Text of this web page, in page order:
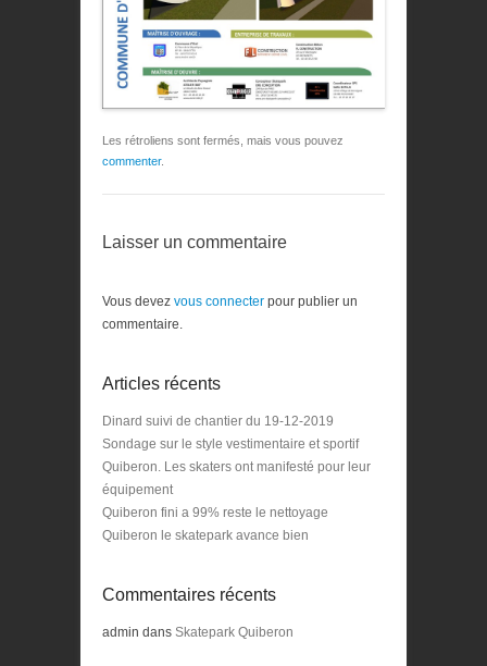
Les rétroliens sont fermés, mais vous pouvez
commenter.
Laisser un commentaire
Vous devez vous connecter pour publier un
commentaire.
Articles récents
Dinard suivi de chantier du 19-12-2019
Sondage sur le style vestimentaire et sportif
Quiberon. Les skaters ont manifesté pour leur
équipement
Quiberon fini a 99% reste le nettoyage
Quiberon le skatepark avance bien
Commentaires récents
admin dans Skatepark Quiberon